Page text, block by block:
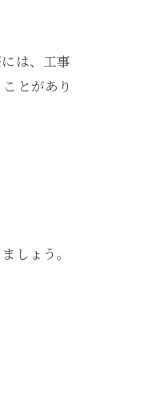
は、工事
とがあり
しょう。